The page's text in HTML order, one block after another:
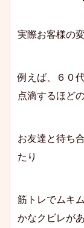
実際お客様の
例えば、６０
点滴するほど
お友達と待ち
たり
筋トレでムキ
かなクビレが